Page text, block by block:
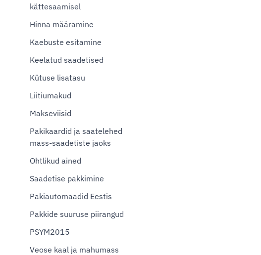
kättesaamisel
Hinna määramine
Kaebuste esitamine
Keelatud saadetised
Kütuse lisatasu
Liitiumakud
Makseviisid
Pakikaardid ja saatelehed
mass-saadetiste jaoks
Ohtlikud ained
Saadetise pakkimine
Pakiautomaadid Eestis
Pakkide suuruse piirangud
PSYM2015
Veose kaal ja mahumass